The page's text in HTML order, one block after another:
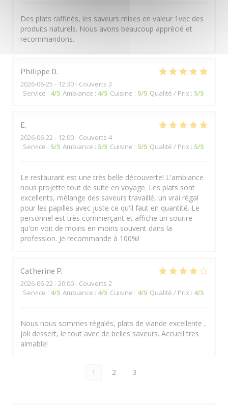
Des plats raffinés, les saveurs mises en valeur 1vec des
produits naturels. Nous avons beaucoup apprécié et
recommandons.
Philippe D
2026-06-25 - 12:30 - Couverts 3
Service : 4/5 Ambiance : 4/5 Cuisine : 5/5 Qualité / Prix : 5/5
E
2026-06-22 - 12:00 - Couverts 4
Service : 5/5 Ambiance : 5/5 Cuisine : 5/5 Qualité / Prix : 5/5
Le restaurant est une très belle découverte! L'ambiance
nous projette tout de suite en voyage. Les plats sont
excellents, mélange des saveurs travaillé, un vrai régal
pour les papilles avec juste ce qu'il faut en quantité. Le
personnel est très commerçant et affiche un sourire
qu'on voit de moins en moins souvent dans la
profession. Je recommande à 100%!
Catherine P
2026-06-22 - 20:00 - Couverts 2
Service : 4/5 Ambiance : 4/5 Cuisine : 4/5 Qualité / Prix : 4/5
Nous nous sommes régalés, plats de viande excellente ,
joli dessert, le tout avec de belles saveurs. Accueil tres
aimable!
1 2 3